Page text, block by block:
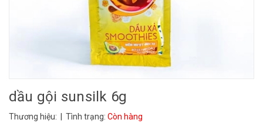
dầu gội sunsilk 6g
Thương hiệu: | Tình trạng: Còn hàng